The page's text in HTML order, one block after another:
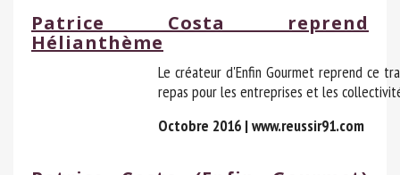
Patrice Costa reprend
Hélianthème
Le créateur d'Enfin Gourmet reprend ce
repas pour les entreprises et les
Octobre 2016 | www.reussir91.com